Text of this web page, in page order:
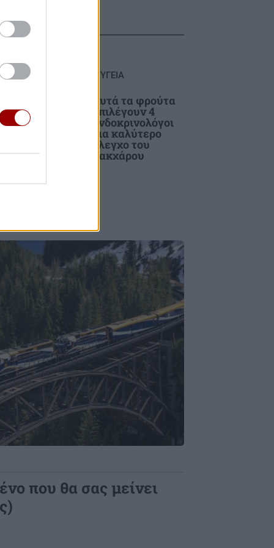
ΥΓΕΙΑ
Αυτά τα φρούτα
επιλέγουν 4
ενδοκρινολόγοι
για καλύτερο
έλεγχο του
σακχάρου
που θα σας μείνει